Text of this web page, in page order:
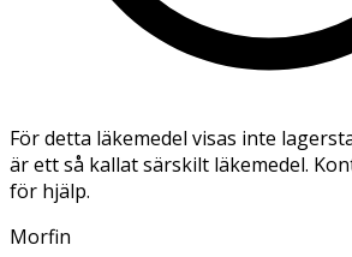
För detta läkemedel visas inte
är ett så kallat särskilt läkemedel.
för hjälp.
Morfin